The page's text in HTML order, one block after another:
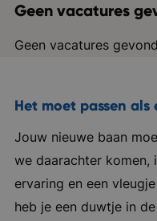
Geen vacatures
Geen vacatures
Het moet passen als
Jouw nieuwe baan
we daarachter komen,
ervaring en een
heb je een duwtje in